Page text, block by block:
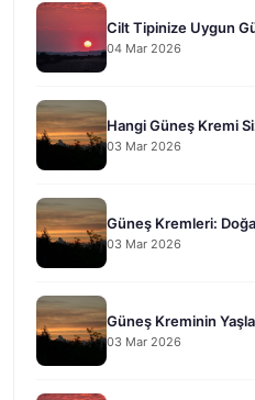
Cilt Tipinize Uygun
04 Mar 2026
Hangi Güneş Kremi
03 Mar 2026
Güneş Kremleri:
03 Mar 2026
Güneş Kreminin
03 Mar 2026